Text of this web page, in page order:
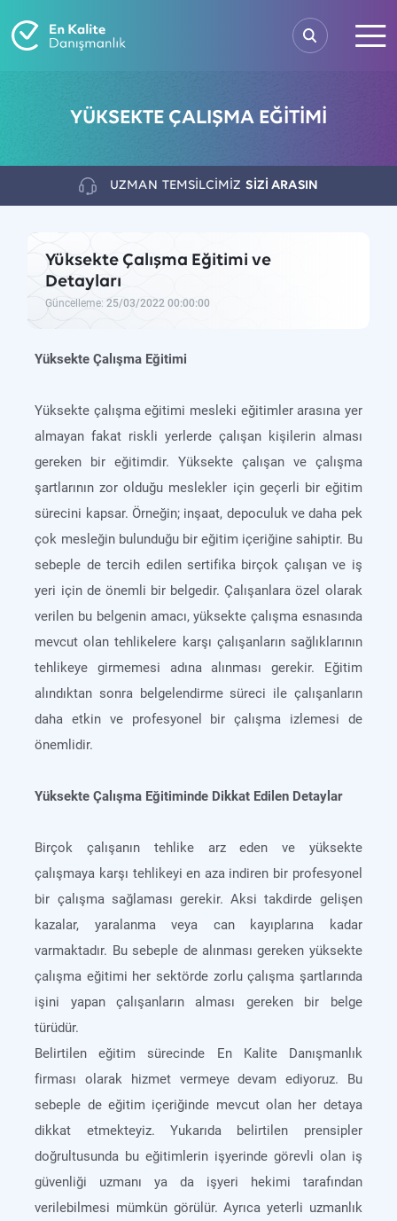
YÜKSEKTE ÇALIŞMA EĞİTİMİ
UZMAN TEMSİLCİMİZ SİZİ ARASIN
Yüksekte Çalışma Eğitimi ve
Detayları
Güncelleme:25/03/2022 00:00:00
Yüksekte Çalışma Eğitimi
Yüksekte çalışma eğitimi mesleki eğitimler arasına yer
almayan fakat riskli yerlerde çalışan kişilerin alması
gereken bir eğitimdir. Yüksekte çalışan ve çalışma
şartlarının zor olduğu meslekler için geçerli bir eğitim
sürecini kapsar. Örneğin; inşaat, depoculuk ve daha pek
çok mesleğin bulunduğu bir eğitim içeriğine sahiptir. Bu
sebeple de tercih edilen sertifika birçok çalışan ve iş
yeri için de önemli bir belgedir. Çalışanlara özel olarak
verilen bu belgenin amacı, yüksekte çalışma esnasında
mevcut olan tehlikelere karşı çalışanların sağlıklarının
tehlikeye girmemesi adına alınması gerekir. Eğitim
alındıktan sonra belgelendirme süreci ile çalışanların
daha etkin ve profesyonel bir çalışma izlemesi de
önemlidir.
Yüksekte Çalışma Eğitiminde Dikkat Edilen Detaylar
Birçok çalışanın tehlike arz eden ve yüksekte
çalışmaya karşı tehlikeyi en aza indiren bir profesyonel
bir çalışma sağlaması gerekir. Aksi takdirde gelişen
kazalar, yaralanma veya can kayıplarına kadar
varmaktadır. Bu sebeple de alınması gereken yüksekte
çalışma eğitimi her sektörde zorlu çalışma şartlarında
işini yapan çalışanların alması gereken bir belge
türüdür.
Belirtilen eğitim sürecinde En Kalite Danışmanlık
firması olarak hizmet vermeye devam ediyoruz. Bu
sebeple de eğitim içeriğinde mevcut olan her detaya
dikkat etmekteyiz. Yukarıda belirtilen prensipler
doğrultusunda bu eğitimlerin işyerinde görevli olan iş
güvenliği uzmanı ya da işyeri hekimi tarafından
verilebilmesi mümkün görülür. Ayrıca yeterli uzmanlık